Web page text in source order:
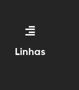
Linhas